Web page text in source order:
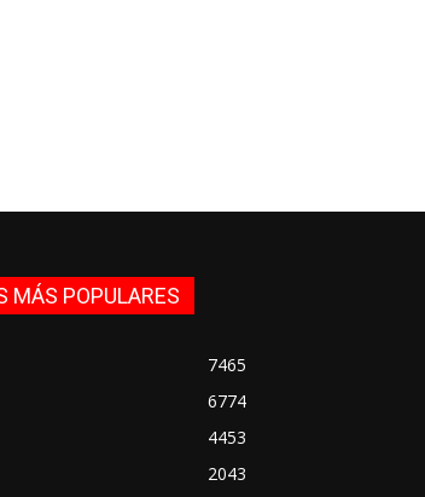
MÁS POPULARES
7465
6774
4453
2043